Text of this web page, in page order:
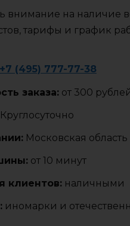
внимание на наличие
тарифы и график
+7 (495) 777-77-38
заказа: от 300
Круглосуточно
Московская область
от 10 минут
клиентов: наличными
иномарки и